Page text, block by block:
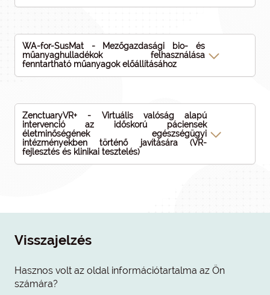
WA-for-SusMat - Mezőgazdasági bio- és
műanyaghulladékok felhasználása
fenntartható műanyagok előállításához
ZenctuaryVR+ - Virtuális valóság alapú
intervenció az időskorú páciensek
életminőségének egészségügyi
intézményekben történő javítására (VR-
fejlesztés és klinikai tesztelés)
Visszajelzés
Hasznos volt az oldal információtartalma az Ön
számára?